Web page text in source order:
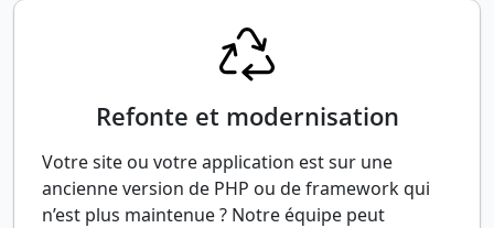
Refonte et modernisation
Votre site ou votre application est sur une
ancienne version de PHP ou de framework qui
n’est plus maintenue ? Notre équipe peut